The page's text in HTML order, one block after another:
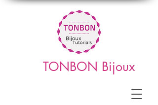
TONBON Bijoux